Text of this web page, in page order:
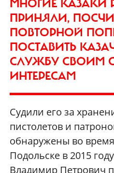
МНОГИЕ КАЗАКИ
ПРИНЯЛИ,
ПОВТОРНОЙ
ПОСТАВИТЬ
СЛУЖБУ СВОИМ
ИНТЕРЕСАМ
Судили его за
пистолетов и
обнаружены во
Подольске в 2015
Владимир Петрович